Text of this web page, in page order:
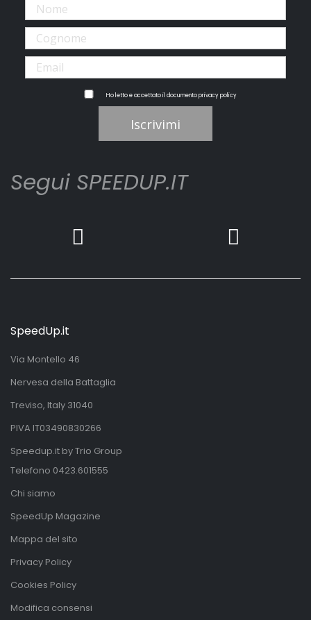
Ho letto e accettato il documentoprivacy policy
Iscrivimi
Segui SPEEDUP.IT
SpeedUp.it
Via Montello 46
Nervesa della Battaglia
Treviso, Italy 31040
PIVA IT03490830266
Speedup.it by Trio Group
Telefono 0423.601555
Chi siamo
SpeedUp Magazine
Mappa del sito
Privacy Policy
Cookies Policy
Modifica consensi